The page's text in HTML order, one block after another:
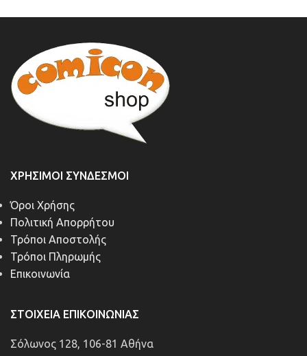
ΧΡΉΣΙΜΟΙ ΣΎΝΔΕΣΜΟΙ
Όροι Χρήσης
Πολιτική Απορρήτου
Τρόποι Αποστολής
Τρόποι Πληρωμής
Επικοινωνία
ΣΤΟΙΧΕΊΑ ΕΠΙΚΟΙΝΩΝΊΑΣ
Σόλωνος 128, 106-81 Αθήνα